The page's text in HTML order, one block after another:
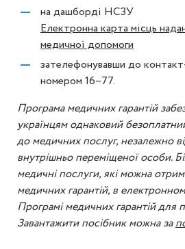
на дашборді НСЗУ
Електронна карта місць
медичної допомоги
зателефонувавши до
номером 16–77.
Програма медичних гарантій
українцям однаковий
до медичних послуг, незалежно
внутрішньо переміщеної особи.
медичні послуги, які можна
медичних гарантій, в
Програмі медичних гарантій для
Завантажити посібник можна за